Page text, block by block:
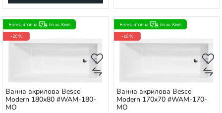
-20 %
Ванна акрилова Besco
Modern 180x80 #WAM-180-
MO
-18 %
Ванна акрилова Besco
Modern 170x70 #WAM-170-
MO